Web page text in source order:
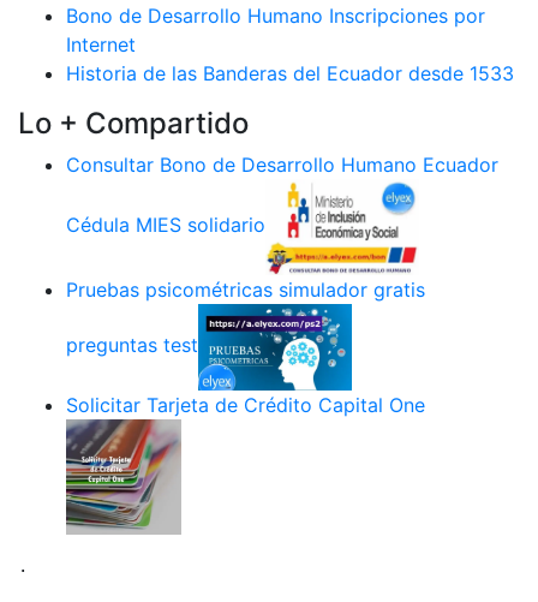
Bono de Desarrollo Humano Inscripciones por
Internet
Historia de las Banderas del Ecuador desde 1533
Lo + Compartido
Consultar Bono de Desarrollo Humano Ecuador
Cédula MIES solidario
Pruebas psicométricas simulador gratis
preguntas test
Solicitar Tarjeta de Crédito Capital One
.